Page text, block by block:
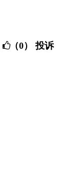
（0） 投诉